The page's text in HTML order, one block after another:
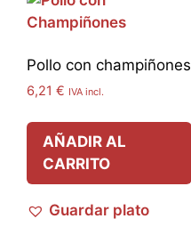
Pollo con champiñones
6,21 € IVA incl.
AÑADIR AL
CARRITO
Guardar plato